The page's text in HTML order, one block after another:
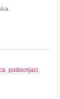
,podocnjaci